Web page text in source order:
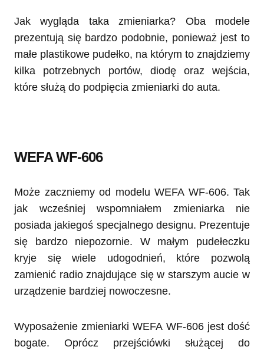
Jak wygląda taka zmieniarka? Oba modele
prezentują się bardzo podobnie, ponieważ jest to
małe plastikowe pudełko, na którym to znajdziemy
kilka potrzebnych portów, diodę oraz wejścia,
które służą do podpięcia zmieniarki do auta.
WEFA WF-606
Może zaczniemy od modelu WEFA WF-606. Tak
jak wcześniej wspomniałem zmieniarka nie
posiada jakiegoś specjalnego designu. Prezentuje
się bardzo niepozornie. W małym pudełeczku
kryje się wiele udogodnień, które pozwolą
zamienić radio znajdujące się w starszym aucie w
urządzenie bardziej nowoczesne.
Wyposażenie zmieniarki WEFA WF-606 jest dość
bogate. Oprócz przejściówki służącej do